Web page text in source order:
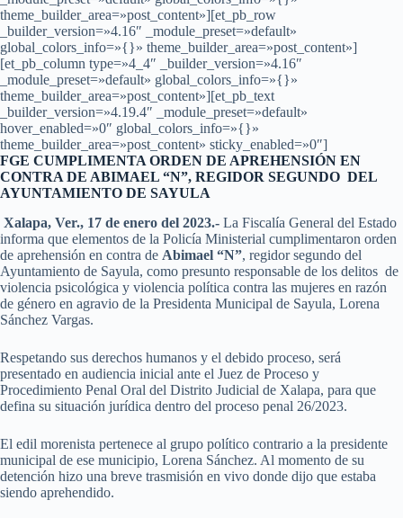
theme_builder_area=»post_content»][et_pb_row
_builder_version=»4.16″ _module_preset=»default»
global_colors_info=»{}» theme_builder_area=»post_content»]
[et_pb_column type=»4_4″ _builder_version=»4.16″
_module_preset=»default» global_colors_info=»{}»
theme_builder_area=»post_content»][et_pb_text
_builder_version=»4.19.4″ _module_preset=»default»
hover_enabled=»0″ global_colors_info=»{}»
theme_builder_area=»post_content» sticky_enabled=»0″]
FGE CUMPLIMENTA ORDEN DE APREHENSIÓN EN
CONTRA DE ABIMAEL “N”, REGIDOR SEGUNDO DEL
AYUNTAMIENTO DE SAYULA
Xalapa, Ver., 17 de enero del 2023.- La Fiscalía General del Estado
informa que elementos de la Policía Ministerial cumplimentaron orden
de aprehensión en contra de Abimael “N”, regidor segundo del
Ayuntamiento de Sayula, como presunto responsable de los delitos de
violencia psicológica y violencia política contra las mujeres en razón
de género en agravio de la Presidenta Municipal de Sayula, Lorena
Sánchez Vargas.
Respetando sus derechos humanos y el debido proceso, será
presentado en audiencia inicial ante el Juez de Proceso y
Procedimiento Penal Oral del Distrito Judicial de Xalapa, para que
defina su situación jurídica dentro del proceso penal 26/2023.
El edil morenista pertenece al grupo político contrario a la presidente
municipal de ese municipio, Lorena Sánchez. Al momento de su
detención hizo una breve trasmisión en vivo donde dijo que estaba
siendo aprehendido.